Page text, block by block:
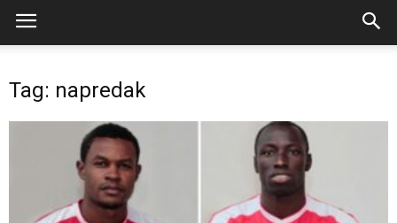
Tag: napredak